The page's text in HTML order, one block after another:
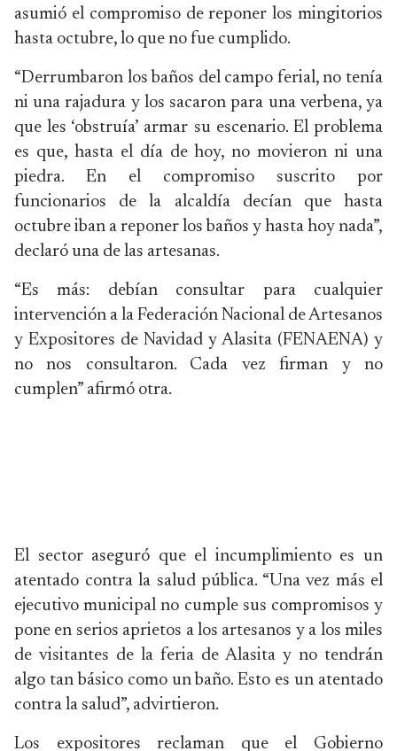
asumió el compromiso de reponer los mingitorios
hasta octubre, lo que no fue cumplido.
“Derrumbaron los baños del campo ferial, no tenía
ni una rajadura y los sacaron para una verbena, ya
que les ‘obstruía’ armar su escenario. El problema
es que, hasta el día de hoy, no movieron ni una
piedra. En el compromiso suscrito por
funcionarios de la alcaldía decían que hasta
octubre iban a reponer los baños y hasta hoy nada”,
declaró una de las artesanas.
“Es más: debían consultar para cualquier
intervención a la Federación Nacional de Artesanos
y Expositores de Navidad y Alasita (FENAENA) y
no nos consultaron. Cada vez firman y no
cumplen” afirmó otra.
El sector aseguró que el incumplimiento es un
atentado contra la salud pública. “Una vez más el
ejecutivo municipal no cumple sus compromisos y
pone en serios aprietos a los artesanos y a los miles
de visitantes de la feria de Alasita y no tendrán
algo tan básico como un baño. Esto es un atentado
contra la salud”, advirtieron.
Los expositores reclaman que el Gobierno